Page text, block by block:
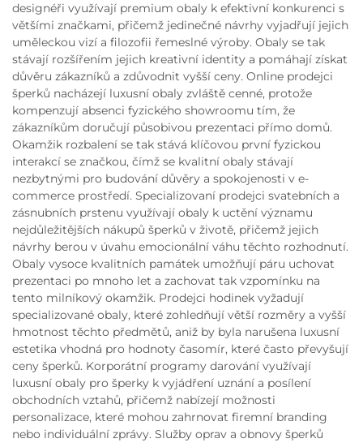
designéři využívají premium obaly k efektivní konkurenci s
většími značkami, přičemž jedinečné návrhy vyjadřují jejich
uměleckou vizí a filozofii řemeslné výroby. Obaly se tak
stávají rozšířením jejich kreativní identity a pomáhají získat
důvěru zákazníků a zdůvodnit vyšší ceny. Online prodejci
šperků nacházejí luxusní obaly zvláště cenné, protože
kompenzují absenci fyzického showroomu tím, že
zákazníkům doručují působivou prezentaci přímo domů.
Okamžik rozbalení se tak stává klíčovou první fyzickou
interakcí se značkou, čímž se kvalitní obaly stávají
nezbytnými pro budování důvěry a spokojenosti v e-
commerce prostředí. Specializovaní prodejci svatebních a
zásnubních prstenu využívají obaly k uctění významu
nejdůležitějších nákupů šperků v životě, přičemž jejich
návrhy berou v úvahu emocionální váhu těchto rozhodnutí.
Obaly vysoce kvalitních památek umožňují páru uchovat
prezentaci po mnoho let a zachovat tak vzpomínku na
tento milníkový okamžik. Prodejci hodinek vyžadují
specializované obaly, které zohledňují větší rozměry a vyšší
hmotnost těchto předmětů, aniž by byla narušena luxusní
estetika vhodná pro hodnoty časomír, které často převyšují
ceny šperků. Korporátní programy darování využívají
luxusní obaly pro šperky k vyjádření uznání a posílení
obchodních vztahů, přičemž nabízejí možnosti
personalizace, které mohou zahrnovat firemní branding
nebo individuální zprávy. Služby oprav a obnovy šperků